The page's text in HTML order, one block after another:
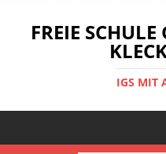
FREIE
IGS MIT